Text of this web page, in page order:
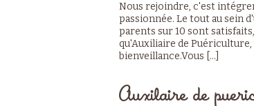
Nous rejoindre, c'est
passionnée. Le tout au sein
parents sur 10 sont
qu'Auxiliaire de
bienveillance.Vous [...]
Auxilaire de